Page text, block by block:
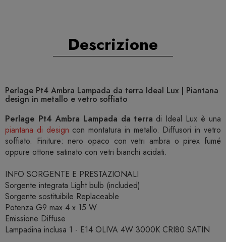
Descrizione
Perlage Pt4 Ambra Lampada da terra Ideal Lux | Piantana
design in metallo e vetro soffiato
Perlage Pt4 Ambra Lampada da terra di Ideal Lux è una
piantana di design con montatura in metallo. Diffusori in vetro
soffiato. Finiture: nero opaco con vetri ambra o pirex fumé
oppure ottone satinato con vetri bianchi acidati.
INFO SORGENTE E PRESTAZIONALI
Sorgente integrata Light bulb (included)
Sorgente sostituibile Replaceable
Potenza G9 max 4 x 15 W
Emissione Diffuse
Lampadina inclusa 1 - E14 OLIVA 4W 3000K CRI80 SATIN